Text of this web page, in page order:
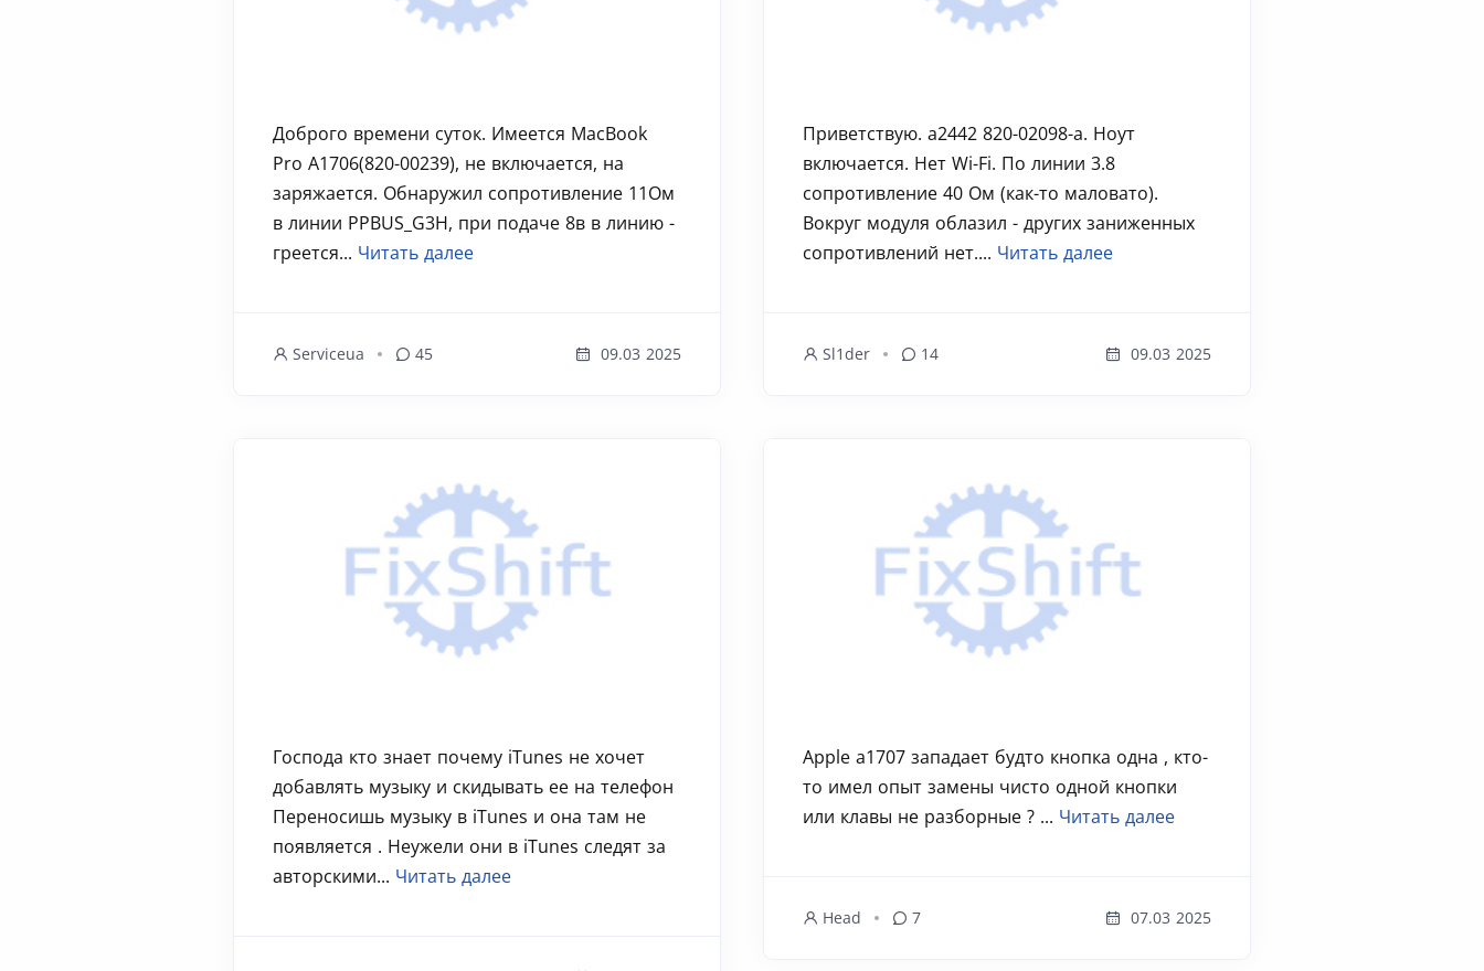
Доброго времени суток. Имеется MacBook
Pro A1706(820-00239), не включается, на
заряжается. Обнаружил сопротивление 11Ом
в линии PPBUS_G3H, при подаче 8в в линию -
греется... Читать далее
Serviceua 45 09.03 2025
Приветствую. a2442 820-02098-a. Ноут
включается. Нет Wi-Fi. По линии 3.8
сопротивление 40 Ом (как-то маловато).
Вокруг модуля облазил - других заниженных
сопротивлений нет.... Читать далее
Sl1der 14 09.03 2025
Господа кто знает почему iTunes не хочет
добавлять музыку и скидывать ее на телефон
Переносишь музыку в iTunes и она там не
появляется . Неужели они в iTunes следят за
авторскими... Читать далее
Apple a1707 западает будто кнопка одна , кто-
то имел опыт замены чисто одной кнопки
или клавы не разборные ? ... Читать далее
Head 7 07.03 2025